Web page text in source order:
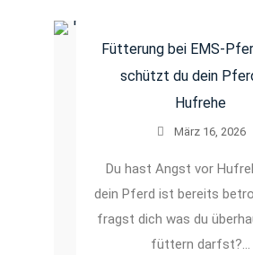
Fütterung bei EMS-
schützt du dein
Hufrehe
März 16, 2026
Du hast Angst vor
dein Pferd ist bereits
fragst dich was du
füttern darfst?…